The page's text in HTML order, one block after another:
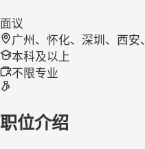
面议
广州、怀化、深圳、西安
本科及以上
不限专业
职位介绍